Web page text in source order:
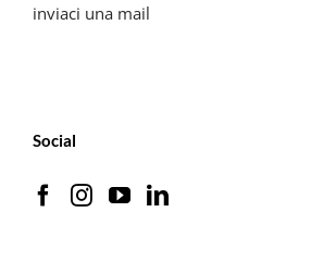
inviaci una mail
Social